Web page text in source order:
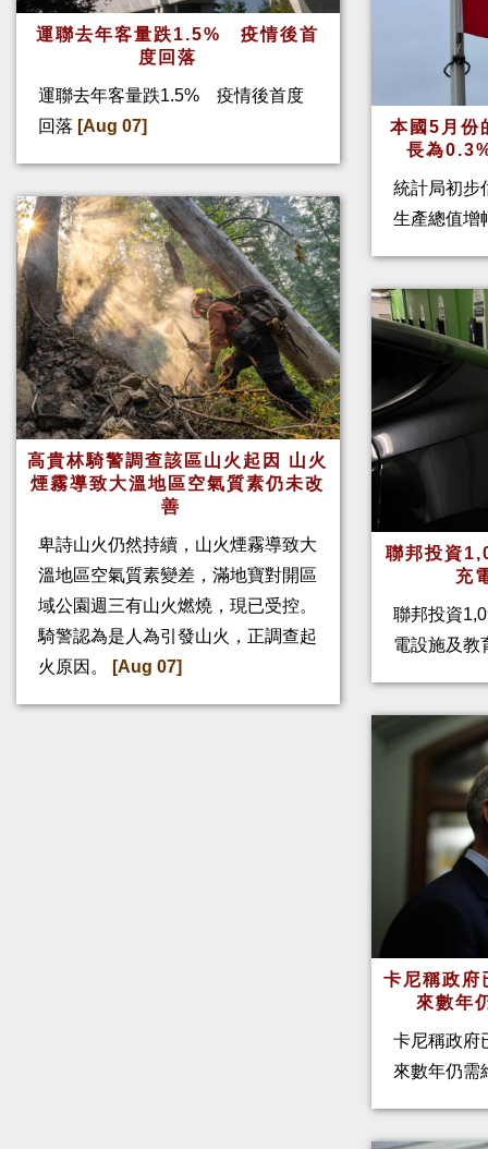
運聯去年客量跌1.5% 疫情後首
度回落
運聯去年客量跌1.5% 疫情後首度
回落 [Aug 07]
高貴林騎警調查該區山火起因 山火
煙霧導致大溫地區空氣質素仍未改
善
卑詩山火仍然持續，山火煙霧導致大
溫地區空氣質素變差，滿地寶對開區
域公園週三有山火燃燒，現已受控。
騎警認為是人為引發山火，正調查起
火原因。
[Aug 07]
本國5月份
長為
統計局初步
生產總值增
聯邦投資
充
聯邦投資
電設施及教
卡尼稱政府
來數年
卡尼稱政府
來數年仍需